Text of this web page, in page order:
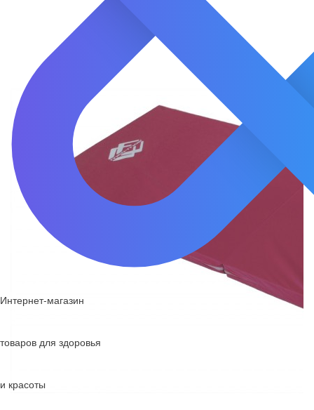
Интернет-магазин
товаров для здоровья
и красоты